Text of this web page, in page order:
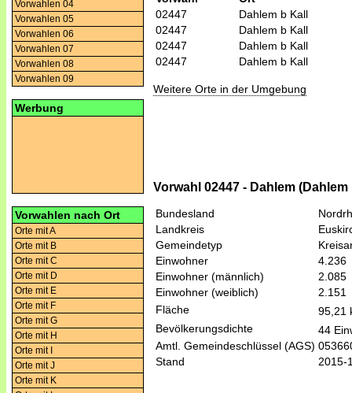
Vorwahlen 04
Vorwahlen 05
Vorwahlen 06
Vorwahlen 07
Vorwahlen 08
Vorwahlen 09
Werbung
Vorwahlen nach Ort
Orte mit A
Orte mit B
Orte mit C
Orte mit D
Orte mit E
Orte mit F
Orte mit G
Orte mit H
Orte mit I
Orte mit J
Orte mit K
02447
Dahlem b Kall
02447
Dahlem b Kall
02447
Dahlem b Kall
02447
Dahlem b Kall
Weitere Orte in der Umgebung
Vorwahl 02447 - Dahlem (Dahlem
Bundesland
Landkreis
Gemeindetyp
Einwohner
4.236
Einwohner (männlich)
2.085
Einwohner (weiblich)
2.151
Fläche
95,21
Bevölkerungsdichte
44
Amtl. Gemeindeschlüssel (AGS)
Stand
2015-